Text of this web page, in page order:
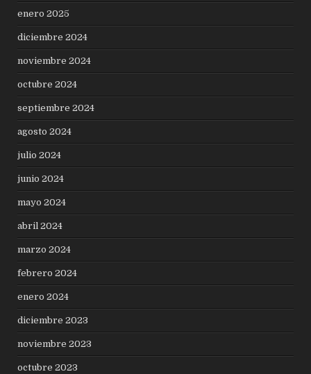
enero 2025
diciembre 2024
noviembre 2024
octubre 2024
septiembre 2024
agosto 2024
julio 2024
junio 2024
mayo 2024
abril 2024
marzo 2024
febrero 2024
enero 2024
diciembre 2023
noviembre 2023
octubre 2023